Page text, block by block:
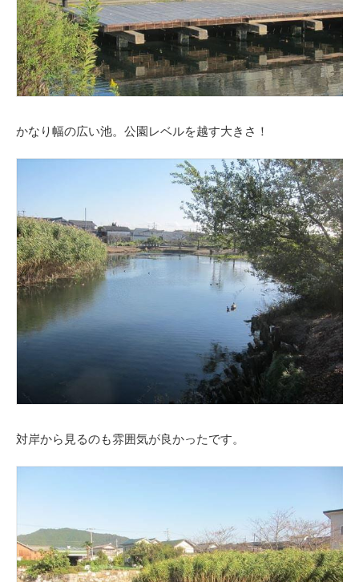
かなり幅の広い池。公園レベルを越す大きさ！
対岸から見るのも雰囲気が良かったです。